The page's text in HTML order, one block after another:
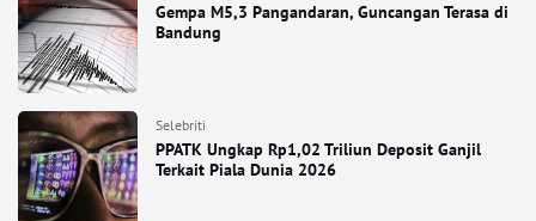
Gempa M5,3 Pangandaran, Guncangan Terasa di
Bandung
Selebriti
PPATK Ungkap Rp1,02 Triliun Deposit Ganjil
Terkait Piala Dunia 2026